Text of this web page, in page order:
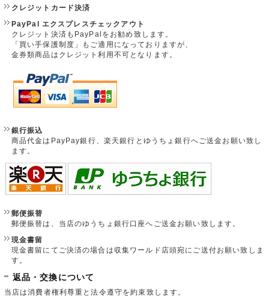
クレジットカード決済
PayPal エクスプレスチェックアウト
クレジット決済もPayPalをお勧め致します。
「買い手保護制度」もご適用になっておりますが、
金券類商品はクレジット利用不可となります。
銀行振込
商品代金はPayPay銀行、楽天銀行とゆうちょ銀行へご送金お願い致し
ます。
郵便振替
郵便振替は、当店のゆうちょ銀行口座へご送金お願い致します。
現金書留
現金書留にてご決済の場合は収集ワールド店頭宛にご送付お願い致しま
す。
返品・交換について
当店は消費者権利尊重と法令遵守を約束致します。